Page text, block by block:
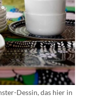
Dessin, das hier in